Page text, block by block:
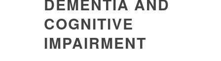
COGNITIVE
IMPAIRMENT